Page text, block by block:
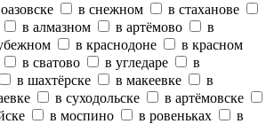
в снежном
в стаханове
в алмазном в артёмово
в
в краснодоне
в красном
в сватово в угледаре
в
в шахтёрске в макеевке
в
в суходольске
в артёмовске
в моспино в ровеньках
в